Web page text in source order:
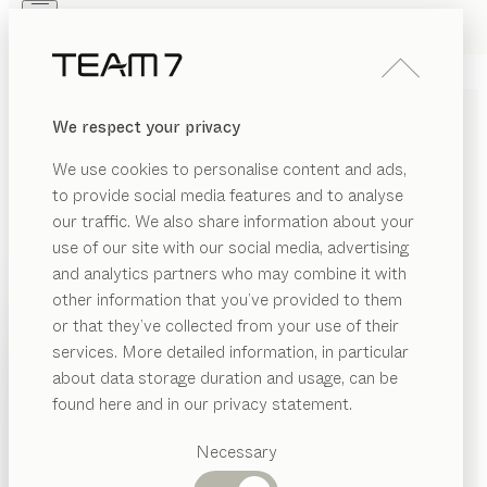
We respect your privacy
We use cookies to personalise content and ads,
to provide social media features and to analyse
our traffic. We also share information about your
use of our site with our social media, advertising
and analytics partners who may combine it with
other information that you’ve provided to them
or that they’ve collected from your use of their
services. More detailed information, in particular
about data storage duration and usage, can be
found here and in our privacy statement.
Necessary
PRODUITS
INSPIRATION
REVENDEUR
Catégories
suggérées
PRODUITS
INSPIRATION
QUI SOMMES-NOUS
REVENDEUR
CHAISE DE BUREAUkids
Jacob Strobel
Notre chaise pivotante kids est parfaitement adaptée
au bureau enfant. Elle permet d’adopter une bonne
posture, quel que soit l’âge de l’enfant.
CONFIGURER
COLORIS MÉTAL
Plusieurs coloris métal pour personnaliser davantage